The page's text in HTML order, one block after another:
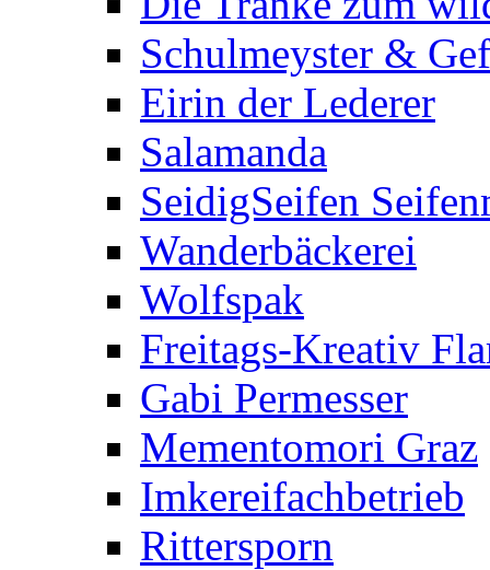
Schulmeyster &
Eirin der Lederer
Salamanda
SeidigSeifen
Wanderbäckerei
Wolfspak
Freitags-Kreativ
Gabi Permesser
Mementomori Graz
Imkereifachbetrieb
Rittersporn